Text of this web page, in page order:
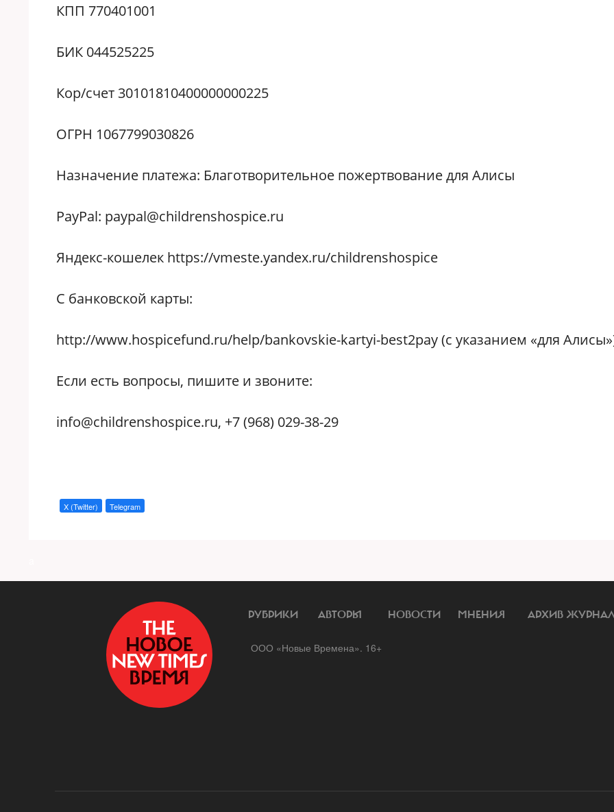
КПП 770401001
БИК 044525225
Кор/счет 30101810400000000225
ОГРН 1067799030826
Назначение платежа: Благотворительное пожертвование для Алисы
PayPal: paypal@childrenshospice.ru
Яндекс-кошелек https://vmeste.yandex.ru/childrenshospice
С банковской карты:
http://www.hospicefund.ru/help/bankovskie-kartyi-best2pay (с указанием «для
Если есть вопросы, пишите и звоните:
info@childrenshospice.ru, +7 (968) 029-38-29
X (Twitter) Telegram
РУБРИКИ АВТОРЫ НОВОСТИ МНЕНИЯ АРХИВ
ООО «Новые Времена». 16+